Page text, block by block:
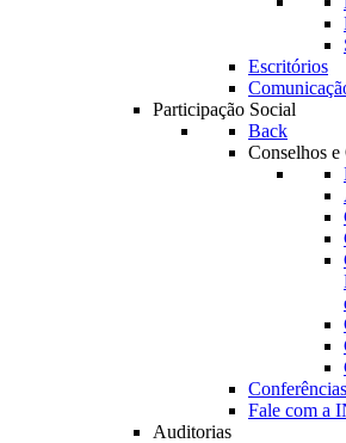
Escritórios
Participação Social
Back
Conselhos
Conferências
Fale com a
Auditorias